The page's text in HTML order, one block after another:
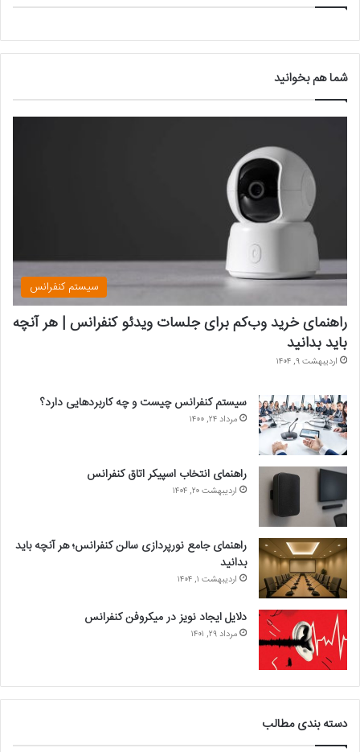
شما هم بخوانید
سیستم کنفرانس
راهنمای خرید وب‌کم برای جلسات ویدئو کنفرانس | هر آنچه
باید بدانید
اردیبهشت ۹, ۱۴۰۴
سیستم کنفرانس چیست و چه کاربردهایی دارد؟
مرداد ۲۴, ۱۴۰۰
راهنمای انتخاب اسپیکر اتاق کنفرانس
اردیبهشت ۲۰, ۱۴۰۴
راهنمای جامع نورپردازی سالن کنفرانس؛ هر آنچه باید
بدانید
اردیبهشت ۱, ۱۴۰۴
دلایل ایجاد نویز در میکروفن کنفرانس
مرداد ۲۹, ۱۴۰۱
دسته بندی مطالب